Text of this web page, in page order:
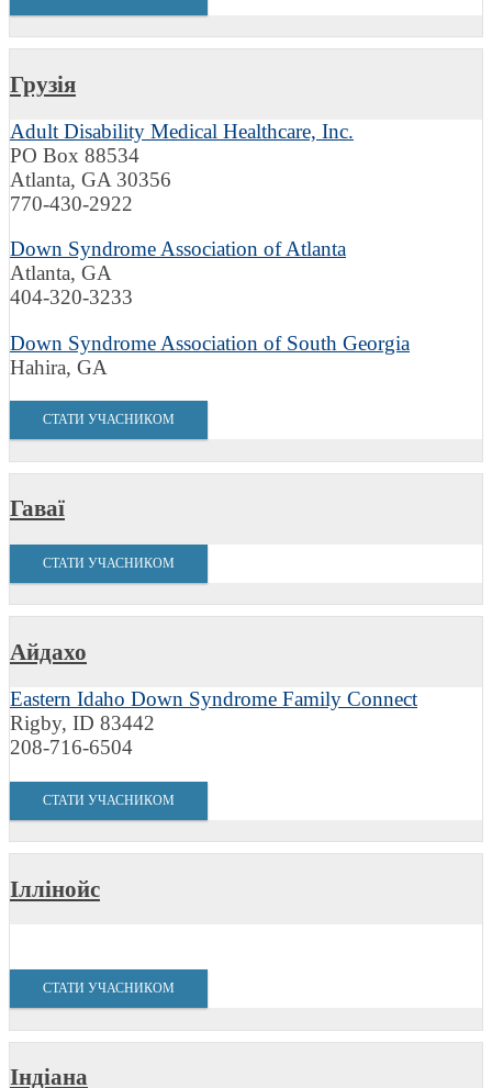
Грузія
Adult Disability Medical Healthcare, Inc.
PO Box 88534
Atlanta, GA 30356
770-430-2922
Down Syndrome Association of Atlanta
Atlanta, GA
404-320-3233
Down Syndrome Association of South Georgia
Hahira, GA
СТАТИ УЧАСНИКОМ
Гаваї
СТАТИ УЧАСНИКОМ
Айдахо
Eastern Idaho Down Syndrome Family Connect
Rigby, ID 83442
208-716-6504
СТАТИ УЧАСНИКОМ
Іллінойс
СТАТИ УЧАСНИКОМ
Індіана